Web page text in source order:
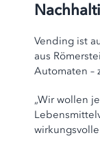
Vending ist
aus
Automaten –
„Wir wollen